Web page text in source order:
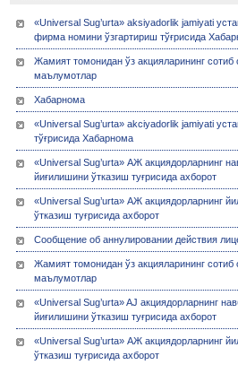
«Universal Sug’urta» aksiyadorlik jamiyati
фирма номини ўзгартириш тўғрисида
Жамият томонидан ўз акцияларининг сотиб
маълумотлар
Хабарнома
«Universal Sug’urta» akciyadorlik jamiyati
тўғрисида Хабарнома
«Universal Sug’urta» АЖ акциядорларнинг
йиғилишини ўтказиш туғрисида ахборот
«Universal Sug’urta» АЖ акциядорларнинг
ўтказиш туғрисида ахборот
Сообщение об аннулировании действия
Жамият томонидан ўз акцияларининг сотиб
маълумотлар
«Universal Sug’urta» AJ акциядорларнинг
йиғилишини ўтказиш туғрисида ахборот
«Universal Sug’urta» АЖ акциядорларнинг
ўтказиш туғрисида ахборот